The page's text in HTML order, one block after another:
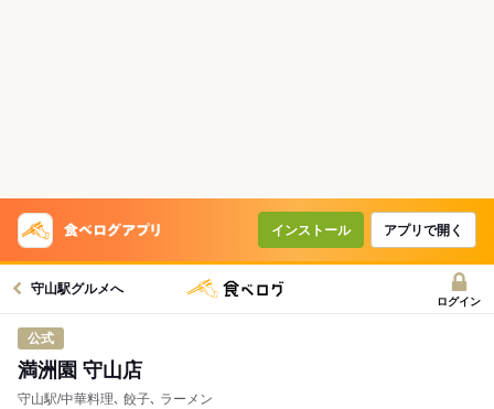
インストール アプリで開く
守山駅グルメへ
ログイン
公式
満洲園 守山店
守山駅/中華料理､ 餃子､ ラーメン